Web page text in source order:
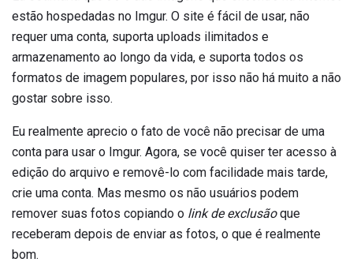
estão hospedadas no Imgur. O site é fácil de usar, não
requer uma conta, suporta uploads ilimitados e
armazenamento ao longo da vida, e suporta todos os
formatos de imagem populares, por isso não há muito a não
gostar sobre isso.
Eu realmente aprecio o fato de você não precisar de uma
conta para usar o Imgur. Agora, se você quiser ter acesso à
edição do arquivo e removê-lo com facilidade mais tarde,
crie uma conta. Mas mesmo os não usuários podem
remover suas fotos copiando o link de exclusãoque
receberam depois de enviar as fotos, o que é realmente
bom.